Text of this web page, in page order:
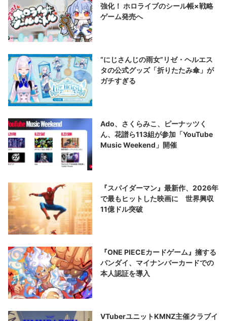
強化！ ホロライブのシール帳×戦略
ゲーム発売へ
“にじさんじの雨女”リゼ・ヘルエス
タの公式グッズ「折りたたみ傘」が
ガチすぎる
Ado、さくらみこ、ピーナッツく
ん、花譜ら113組が参加「YouTube
Music Weekend」開催
『スパイダーマン』最新作、2026年
で最もヒットした映画に 世界興収
11億ドル突破
『ONE PIECEカードゲーム』擁する
バンダイ、マイナンバーカードでの
本人認証を導入
VTuberユニットKMNZ主催クラブイ